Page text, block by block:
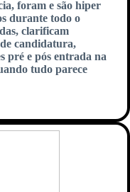
foram e são hiper
durante todo o
clarificam
candidatura,
pré e pós entrada na
tudo parece